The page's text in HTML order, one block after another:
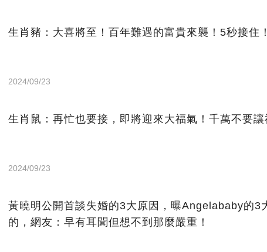
生肖豬：大喜將至！百年難遇的富貴來襲！5秒接住！
2024/09/23
生肖鼠：再忙也要接，即將迎來大福氣！千萬不要讓
2024/09/23
黃曉明公開首談失婚的3大原因，曝Angelababy的3
的，網友：早有耳聞但想不到那麼嚴重！